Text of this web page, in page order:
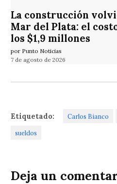
La construcción
Mar del Plata: el
los $1,9 millones
por Punto Noticias
7 de agosto de 2026
Etiquetado: Carlos Bianco
sueldos
Deja un